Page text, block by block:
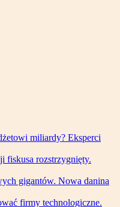
miliardy? Eksperci
fiskusa rozstrzygnięty.
gigantów. Nowa danina
firmy technologiczne.